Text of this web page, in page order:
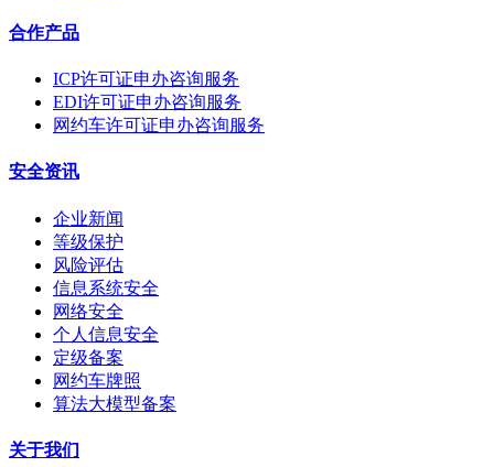
合作产品
ICP许可证申办咨询服务
EDI许可证申办咨询服务
网约车许可证申办咨询服务
安全资讯
企业新闻
等级保护
风险评估
信息系统安全
网络安全
个人信息安全
定级备案
网约车牌照
算法大模型备案
关于我们